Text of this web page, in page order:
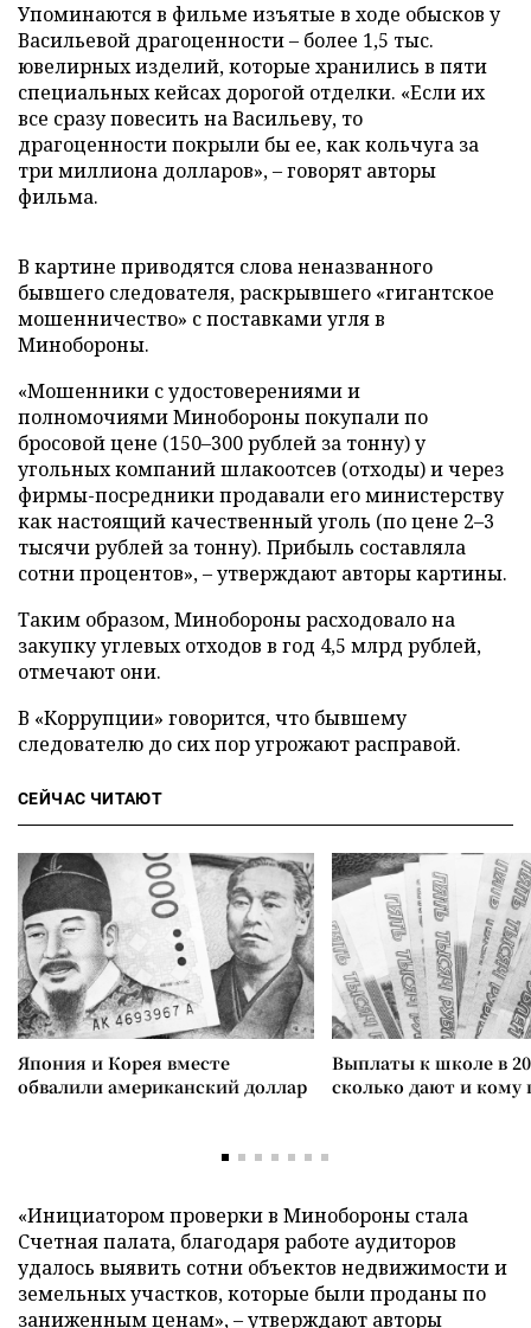
Упоминаются в фильме изъятые в ходе обысков у
Васильевой драгоценности – более 1,5 тыс.
ювелирных изделий, которые хранились в пяти
специальных кейсах дорогой отделки. «Если их
все сразу повесить на Васильеву, то
драгоценности покрыли бы ее, как кольчуга за
три миллиона долларов», – говорят авторы
фильма.
В картине приводятся слова неназванного
бывшего следователя, раскрывшего «гигантское
мошенничество» с поставками угля в
Минобороны.
«Мошенники с удостоверениями и
полномочиями Минобороны покупали по
бросовой цене (150–300 рублей за тонну) у
угольных компаний шлакоотсев (отходы) и через
фирмы-посредники продавали его министерству
как настоящий качественный уголь (по цене 2–3
тысячи рублей за тонну). Прибыль составляла
сотни процентов», – утверждают авторы картины.
Таким образом, Минобороны расходовало на
закупку углевых отходов в год 4,5 млрд рублей,
отмечают они.
В «Коррупции» говорится, что бывшему
следователю до сих пор угрожают расправой.
СЕЙЧАС ЧИТАЮТ
Япония и Корея вместе
обвалили американский доллар
Выплаты к школе в
сколько дают и
«Инициатором проверки в Минобороны стала
Счетная палата, благодаря работе аудиторов
удалось выявить сотни объектов недвижимости и
земельных участков, которые были проданы по
заниженным ценам», – утверждают авторы